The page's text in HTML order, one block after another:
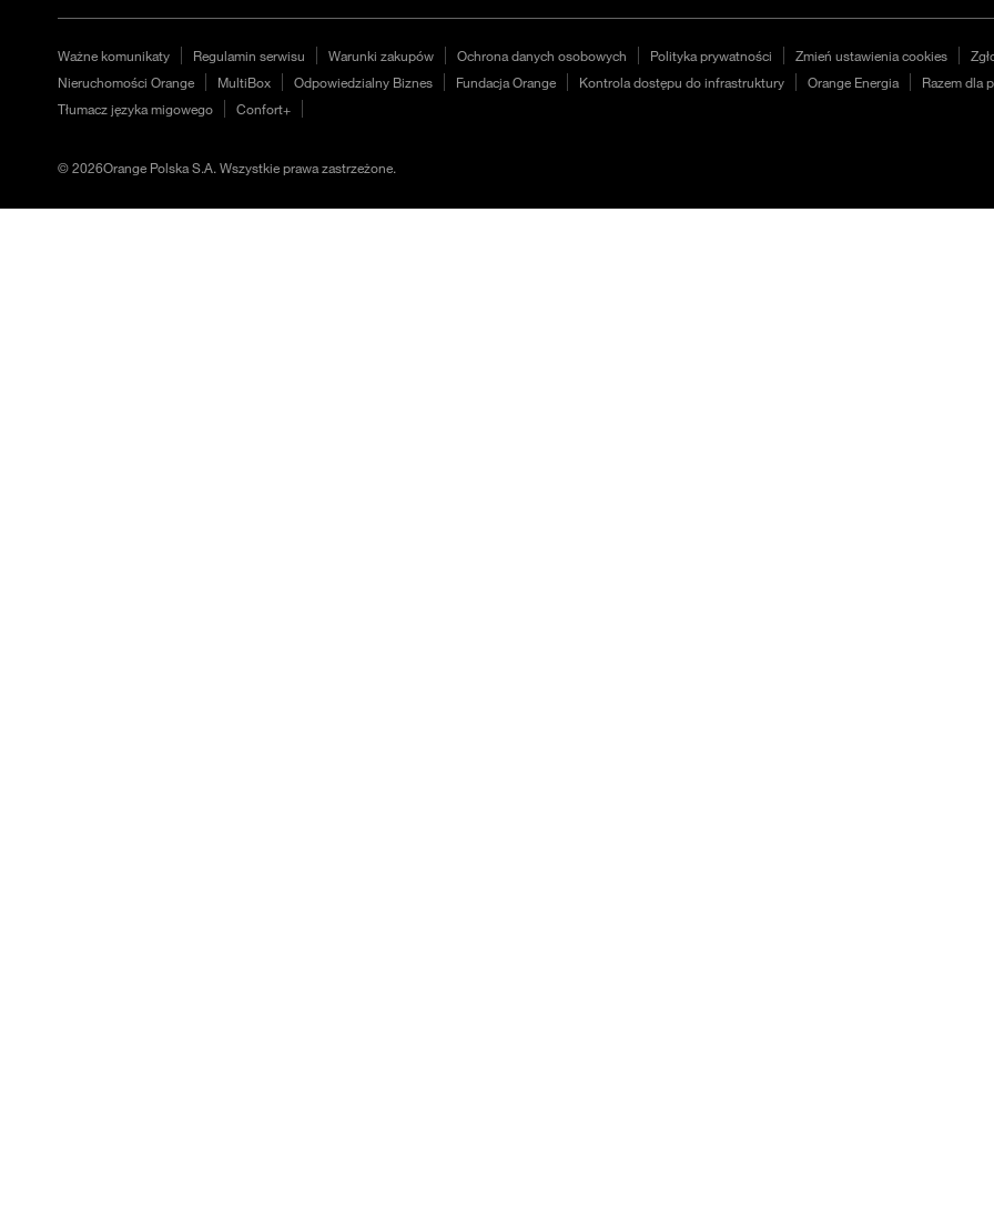
Ważne komunikaty Regulamin serwisu Warunki zakupów Ochrona danych osobowych Polityka prywatności Zmień ustawienia cookies
Nieruchomości Orange
MultiBox Odpowiedzialny Biznes Fundacja Orange Kontrola dostępu do infrastruktury Orange Energia Razem dla
Tłumacz języka migowego
Confort+
©2026Orange Polska S.A. Wszystkie prawa zastrzeżone.